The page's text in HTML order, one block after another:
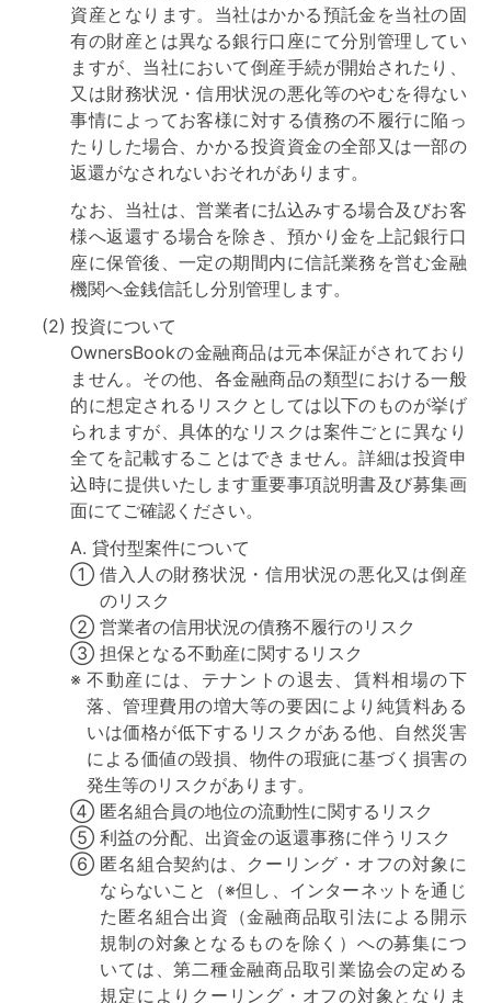
資産となります。当社はかかる預託金を当社の固
有の財産とは異なる銀行口座にて分別管理してい
ますが、当社において倒産手続が開始されたり、
又は財務状況・信用状況の悪化等のやむを得ない
事情によってお客様に対する債務の不履行に陥っ
たりした場合、かかる投資資金の全部又は一部の
返還がなされないおそれがあります。
なお、当社は、営業者に払込みする場合及びお客
様へ返還する場合を除き、預かり金を上記銀行口
座に保管後、一定の期間内に信託業務を営む金融
機関へ金銭信託し分別管理します。
(2)投資について
OwnersBookの金融商品は元本保証がされており
ません。その他、各金融商品の類型における一般
的に想定されるリスクとしては以下のものが挙げ
られますが、具体的なリスクは案件ごとに異なり
全てを記載することはできません。詳細は投資申
込時に提供いたします重要事項説明書及び募集画
面にてご確認ください。
A.貸付型案件について
①借入人の財務状況・信用状況の悪化又は倒産
のリスク
②営業者の信用状況の債務不履行のリスク
③担保となる不動産に関するリスク
※不動産には、テナントの退去、賃料相場の下
落、管理費用の増大等の要因により純賃料ある
いは価格が低下するリスクがある他、自然災害
による価値の毀損、物件の瑕疵に基づく損害の
発生等のリスクがあります。
④ 匿名組合員の地位の流動性に関するリスク
⑤利益の分配、出資金の返還事務に伴うリスク
⑥ 匿名組合契約は、クーリング・オフの対象に
ならないこと（※但し、インターネットを通じ
た匿名組合出資（金融商品取引法による開示
規制の対象となるものを除く）への募集につ
いては、第二種金融商品取引業協会の定める
規定によりクーリング・オフの対象となりま